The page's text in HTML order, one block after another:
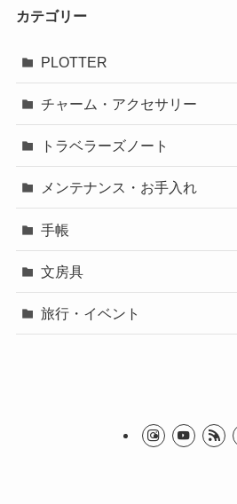
カテゴリー
PLOTTER
チャーム・アクセサリー
トラベラーズノート
メンテナンス・お手入れ
手帳
文房具
旅行・イベント